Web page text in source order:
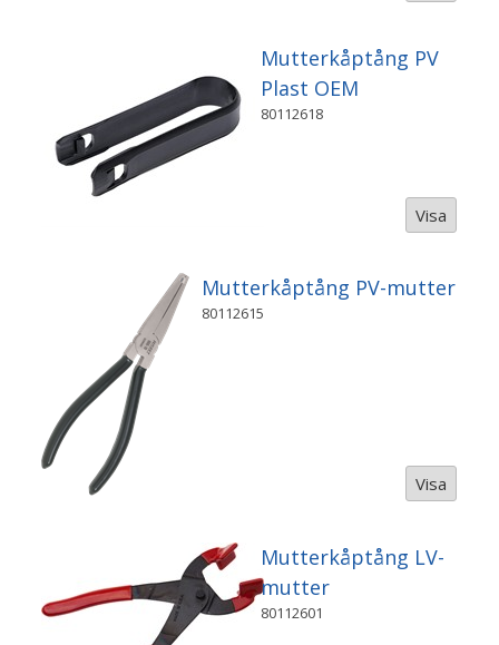
Mutterkåptång PV
Plast OEM
80112618
Visa
Mutterkåptång PV-mutter
80112615
Visa
Mutterkåptång LV-
mutter
80112601